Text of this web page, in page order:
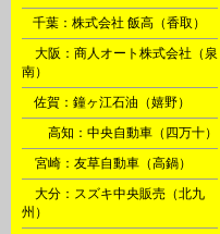
千葉：株式会社 飯高（香取）
大阪：商人オート株式会社（泉
南）
佐賀：鐘ヶ江石油（嬉野）
高知：中央自動車（四万十）
宮崎：友草自動車（高鍋）
大分：スズキ中央販売（北九
州）